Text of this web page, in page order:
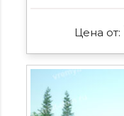
Цена от: